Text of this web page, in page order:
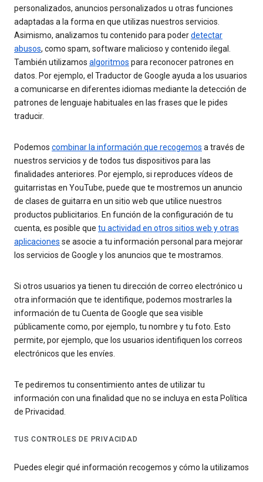
personalizados, anuncios personalizados u otras funciones
adaptadas a la forma en que utilizas nuestros servicios.
Asimismo, analizamos tu contenido para poderdetectar
abusos, como spam, software malicioso y contenido ilegal.
También utilizamos algoritmos para reconocer patrones en
datos. Por ejemplo, el Traductor de Google ayuda a los usuarios
a comunicarse en diferentes idiomas mediante la detección de
patrones de lenguaje habituales en las frases que le pides
traducir.
Podemos combinar la información que recogemos a través de
nuestros servicios y de todos tus dispositivos para las
finalidades anteriores. Por ejemplo, si reproduces vídeos de
guitarristas en YouTube, puede que te mostremos un anuncio
de clases de guitarra en un sitio web que utilice nuestros
productos publicitarios. En función de la configuración de tu
cuenta, es posible que tu actividad en otros sitios web y otras
aplicaciones se asocie a tu información personal para mejorar
los servicios de Google y los anuncios que te mostramos.
Si otros usuarios ya tienen tu dirección de correo electrónico u
otra información que te identifique, podemos mostrarles la
información de tu Cuenta de Google que sea visible
públicamente como, por ejemplo, tu nombre y tu foto. Esto
permite, por ejemplo, que los usuarios identifiquen los correos
electrónicos que les envíes.
Te pediremos tu consentimiento antes de utilizar tu
información con una finalidad que no se incluya en esta Política
de Privacidad.
TUS CONTROLES DE PRIVACIDAD
Puedes elegir qué información recogemos y cómo la utilizamos